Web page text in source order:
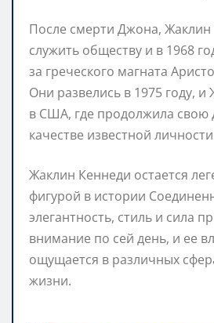
После смерти Джона,
служить обществу и в 1968
за греческого магната
Они развелись в 1975 году, и
в США, где продолжила свою
качестве известной
Жаклин Кеннеди остается
фигурой в истории
элегантность, стиль и сила
внимание по сей день, и ее
ощущается в различных
жизни.